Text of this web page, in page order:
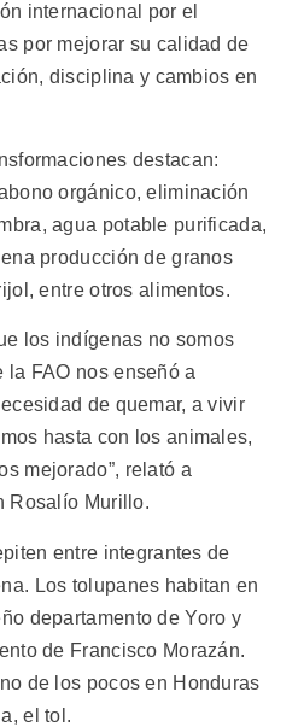
internacional por el
por mejorar su calidad de
disciplina y cambios en
destacan:
orgánico, eliminación
agua potable purificada,
producción de granos
entre otros alimentos.
los indígenas no somos
la FAO nos enseñó a
de quemar, a vivir
hasta con los animales,
mejorado”, relató a
Rosalío Murillo.
entre integrantes de
Los tolupanes habitan en
departamento de Yoro y
de Francisco Morazán.
de los pocos en Honduras
el tol.